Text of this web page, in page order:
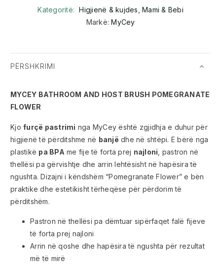
Kategoritë:
Higjienë & kujdes Mami & Bebi
Markë:MyCey
PËRSHKRIMI
MYCEY BATHROOM AND HOST BRUSH POMEGRANATE
FLOWER
Kjo furçë pastrimi nga MyCey është zgjidhja e duhur për
higjienë të përditshme në banjë dhe në shtëpi. E bërë nga
plastikë pa BPA me fije të forta prej najloni , pastron në
thellësi pa gërvishtje dhe arrin lehtësisht në hapësira të
ngushta. Dizajni i këndshëm “Pomegranate Flower” e bën
praktike dhe estetikisht tërheqëse për përdorim të
përditshëm.
Pastron në thellësi pa dëmtuar sipërfaqet falë fijeve
të forta prej najloni
Arrin në qoshe dhe hapësira të ngushta për rezultat
më të mirë